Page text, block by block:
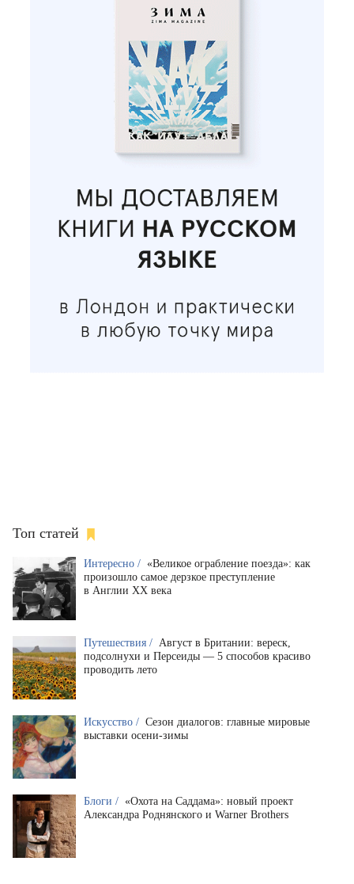
Топ статей
Интересно / «Великое ограбление поезда»: как
произошло самое дерзкое преступление
в Англии XX века
Путешествия / Август в Британии: вереск,
подсолнухи и Персеиды — 5 способов красиво
проводить лето
Искусство / Сезон диалогов: главные мировые
выставки осени-зимы
Блоги / «Охота на Саддама»: новый проект
Александра Роднянского и Warner Brothers